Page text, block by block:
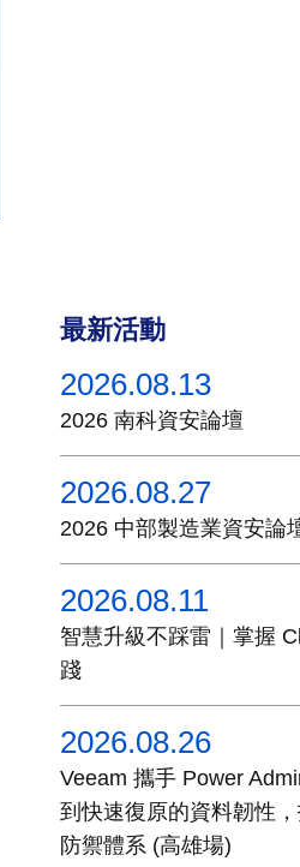
最新活動
2026.08.13
2026 南科資安論壇
2026.08.27
2026 中部製造業資安論
2026.08.11
智慧升級不踩雷｜掌握
踐
2026.08.26
Veeam 攜手 Power
到快速復原的資料韌性
防禦體系 (高雄場)